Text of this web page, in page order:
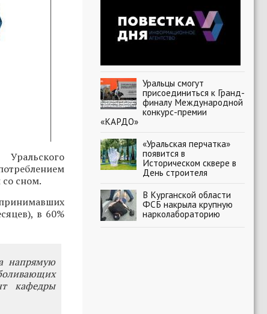
сном.
в 60%
напрямую
кафедры
Уральцы смогут
присоединиться к Гранд-
финалу Международной
конкурс-премии
«КАРДО»
«Уральская перчатка»
появится в
Историческом сквере в
День строителя
В Курганской области
ФСБ накрыла крупную
нарколабораторию